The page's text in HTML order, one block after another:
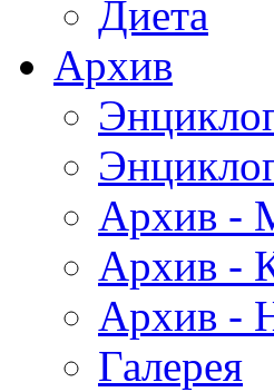
Диета
Архив
Архив -
Архив -
Архив -
Галерея